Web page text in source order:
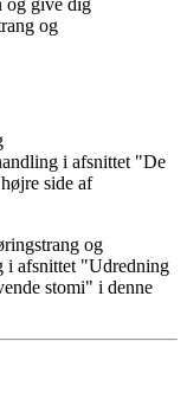
og give dig
og
i afsnittet "De
side af
og
i afsnittet "Udredning
stomi" i denne